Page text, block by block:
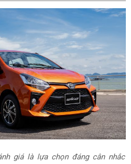
giá là lựa chọn đáng cân nhắc